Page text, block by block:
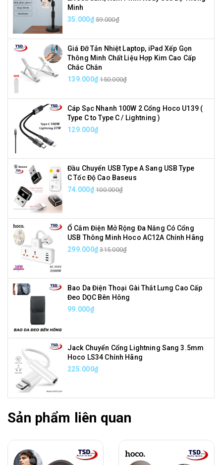
Minh
35.000₫ 59.000₫
Giá Đỡ Tản Nhiệt Laptop, iPad Xếp Gọn
Thông Minh Chất Liệu Hợp Kim Cao Cấp
Chắc Chắn
139.000₫ 150.000₫
Cáp Sạc Nhanh 100W 2 Cổng Hoco U139 (
Type C to Type C / Lightning )
129.000₫
Đầu Chuyển USB Type A Sang USB Type
C Tốc Độ Cao Baseus
74.000₫ 100.000₫
Ổ Cắm Điện Mở Rộng Đa Năng Có Cổng
USB Thông Minh Hoco AC12A Chính Hãng
299.000₫ 315.000₫
Bao Da Điện Thoại Gài Thắt Lưng Cao Cấp
Đeo DỌC Bên Hông
99.000₫
Jack Chuyển Cổng Lightning Sang 3.5mm
Hoco LS34 Chính Hãng
225.000₫
Sản phẩm liên quan